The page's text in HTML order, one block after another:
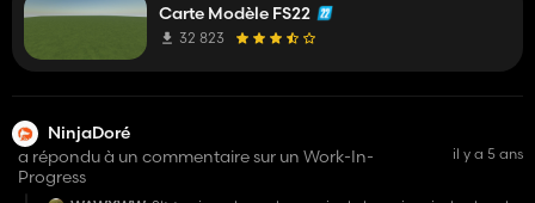
Carte Modèle FS22
32 823
NinjaDoré
a répondu à un commentaire sur un Work-In-
Progress
il y a 5 ans